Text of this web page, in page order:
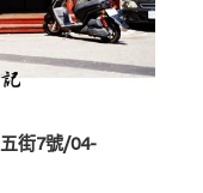
街7號/04-